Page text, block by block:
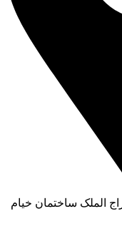
الملک ساختمان خیام